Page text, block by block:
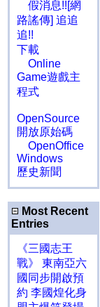
假消息!![網
路謠傳] 追追
追!!
下載
Online
Game遊戲主
程式
OpenSource
開放原始碼
OpenOffice
Windows
歷史新聞
Most Recent
Entries
《三國志王
戰》 東南亞六
國同步開啟預
約 李國煌化身